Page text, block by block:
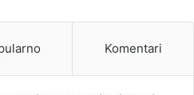
Komentari